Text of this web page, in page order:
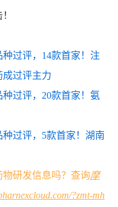
种过评，14款首家！注
过评主力
种过评，20款首家！氨
种过评，5款首家！湖南
研发信息吗？查询摩
?zmt-mh